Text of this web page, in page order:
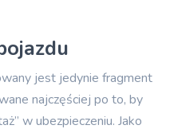
jest jedynie fragment
najczęściej po to, by
w ubezpieczeniu. Jako